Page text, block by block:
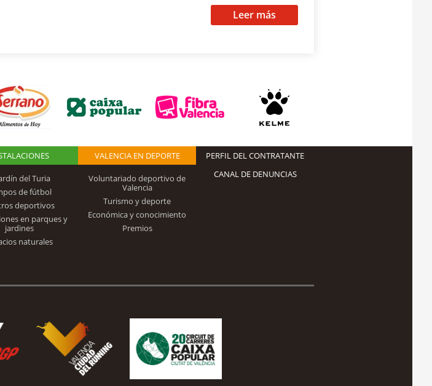
Leer más
del Turia
de fútbol
deportivos
en parques y
jardines
naturales
VALENCIA EN DEPORTE
Voluntariado deportivo de
Valencia
Turismo y deporte
Económica y conocimiento
Premios
PERFIL DEL CONTRATANTE
CANAL DE DENUNCIAS